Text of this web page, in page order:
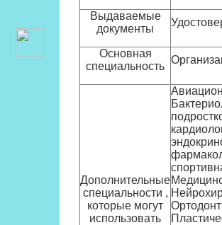
Выдаваемые
документы
Основная
специальность
Дополнительные
специальности ,
которые могут
использовать